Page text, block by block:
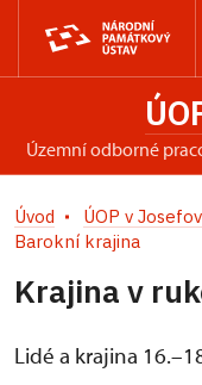
územní odborné
Úvod ÚOP v
Barokní krajina
Krajina v
Lidé a krajina